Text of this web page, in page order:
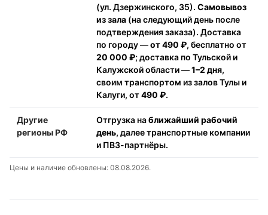
(ул. Дзержинского, 35). Самовывоз
из зала (на следующий день после
подтверждения заказа). Доставка
по городу —от 490 ₽, бесплатно от
20 000 ₽; доставка по Тульской и
Калужской области —1–2 дня,
своим транспортом из залов Тулы и
Калуги, от490 ₽.
Другие
регионы РФ
Отгрузка наближайший рабочий
день, далее транспортные компании
и ПВЗ-партнёры.
Цены и наличие обновлены: 08.08.2026.